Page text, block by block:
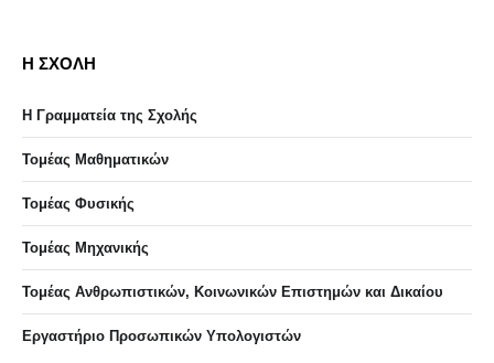
Η ΣΧΟΛΗ
Η Γραμματεία της Σχολής
Τομέας Μαθηματικών
Τομέας Φυσικής
Τομέας Μηχανικής
Τομέας Ανθρωπιστικών, Κοινωνικών Επιστημών και Δικαίου
Eργαστήριo Προσωπικών Υπολογιστών